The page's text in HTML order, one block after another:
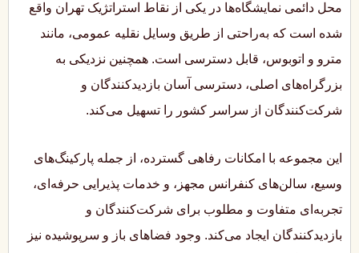
محل دائمی نمایشگاه‌ها در یکی از نقاط استراتژیک تهران واقع
شده است که به‌راحتی از طریق وسایل نقلیه عمومی، مانند
مترو و اتوبوس، قابل دسترسی است. همچنین نزدیکی به
بزرگراه‌های اصلی، دسترسی آسان بازدیدکنندگان و
شرکت‌کنندگان از سراسر کشور را تسهیل می‌کند.
این مجموعه با امکانات رفاهی گسترده، از جمله پارکینگ‌های
وسیع، سالن‌های کنفرانس مجهز، و خدمات پذیرایی حرفه‌ای،
تجربه‌ای متفاوت و مطلوب برای شرکت‌کنندگان و
بازدیدکنندگان ایجاد می‌کند. وجود فضاهای باز و سرپوشیده نیز